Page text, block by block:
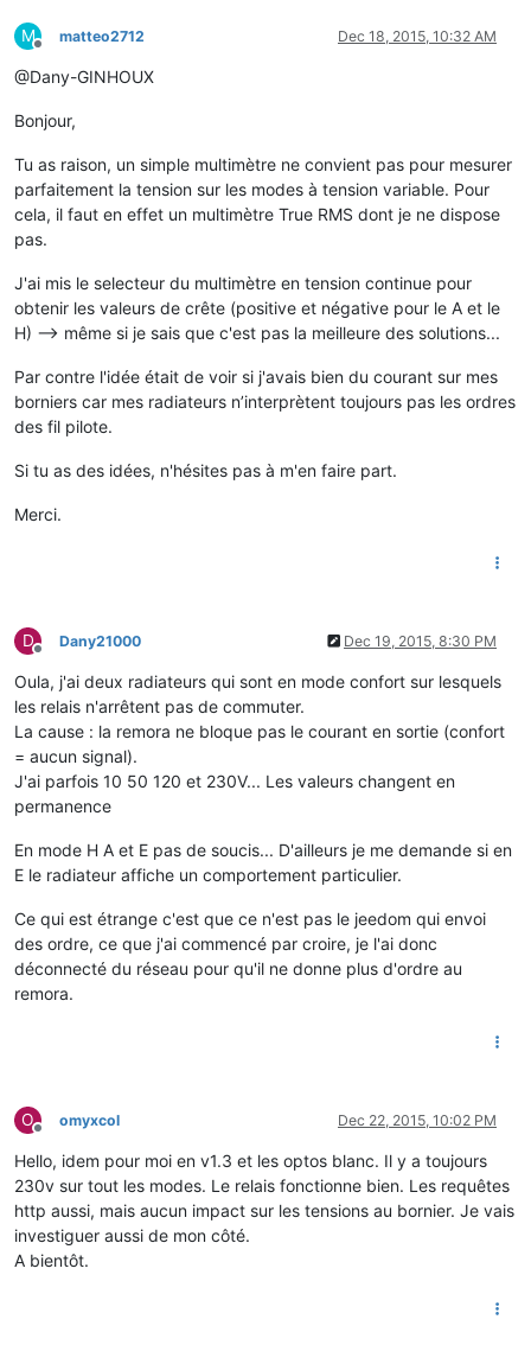
M
Offline
matteo2712 Dec 18, 2015, 10:32 AM
@Dany-GINHOUX
Bonjour,
Tu as raison, un simple multimètre ne convient pas pour mesurer
parfaitement la tension sur les modes à tension variable. Pour
cela, il faut en effet un multimètre True RMS dont je ne dispose
pas.
J'ai mis le selecteur du multimètre en tension continue pour
obtenir les valeurs de crête (positive et négative pour le A et le
H) --> même si je sais que c'est pas la meilleure des solutions...
Par contre l'idée était de voir si j'avais bien du courant sur mes
borniers car mes radiateurs n’interprètent toujours pas les ordres
des fil pilote.
Si tu as des idées, n'hésites pas à m'en faire part.
Merci.
D
Offline
Dany21000 Dec 19, 2015, 8:30 PM
Oula, j'ai deux radiateurs qui sont en mode confort sur lesquels
les relais n'arrêtent pas de commuter.
La cause : la remora ne bloque pas le courant en sortie (confort
= aucun signal).
J'ai parfois 10 50 120 et 230V... Les valeurs changent en
permanence
En mode H A et E pas de soucis... D'ailleurs je me demande si en
E le radiateur affiche un comportement particulier.
Ce qui est étrange c'est que ce n'est pas le jeedom qui envoi
des ordre, ce que j'ai commencé par croire, je l'ai donc
déconnecté du réseau pour qu'il ne donne plus d'ordre au
remora.
O
Offline
omyxcol Dec 22, 2015, 10:02 PM
Hello, idem pour moi en v1.3 et les optos blanc. Il y a toujours
230v sur tout les modes. Le relais fonctionne bien. Les requêtes
http aussi, mais aucun impact sur les tensions au bornier. Je vais
investiguer aussi de mon côté.
A bientôt.